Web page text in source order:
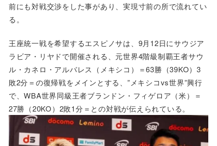
前にも対戦交渉をした事があり、実現寸前の所で流れてい
る。
王座統一戦を希望するエスピノサは、9月12日にサウジア
ラビア・リヤドで開催される、元世界4階級制覇王者サウ
ル・カネロ・アルバレス（メキシコ）＝63勝（39KO）3
敗2分＝の復帰戦をメインとする、”メキシコvs世界”興行
で、WBA世界同級王者ブランドン・フィゲロア（米）＝
27勝（20KO）2敗1分＝との対戦が伝えられている。